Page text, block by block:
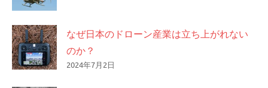
なぜ日本のドローン産業は立ち上がれない
のか？
2024年7月2日